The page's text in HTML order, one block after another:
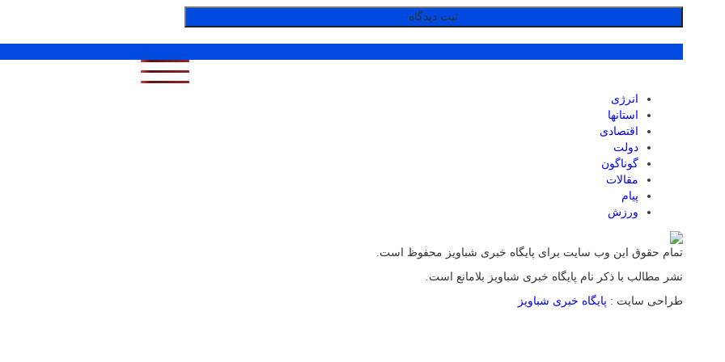
انرژی
استانها
اقتصادی
دولت
گوناگون
مقالات
پیام
ورزش
تمام حقوق این وب سایت برای پایگاه خبری شباویز محفوظ است.
نشر مطالب با ذکر نام پایگاه خبری شباویز بلامانع است.
طراحی سایت : پایگاه خبری شباویز